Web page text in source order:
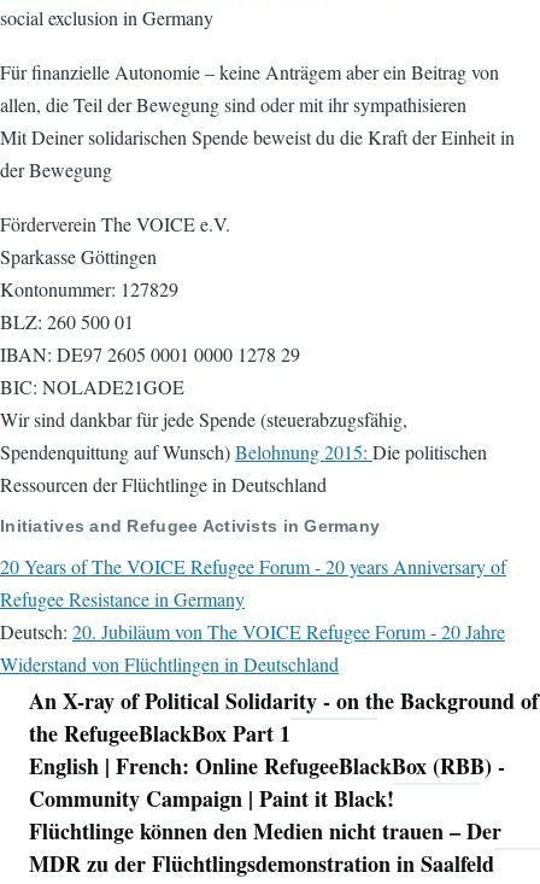
social exclusion in Germany
Für finanzielle Autonomie – keine Anträgem aber ein Beitrag von
allen, die Teil der Bewegung sind oder mit ihr sympathisieren
Mit Deiner solidarischen Spende beweist du die Kraft der Einheit in
der Bewegung
Förderverein The VOICE e.V.
Sparkasse Göttingen
Kontonummer: 127829
BLZ: 260 500 01
IBAN: DE97 2605 0001 0000 1278 29
BIC: NOLADE21GOE
Wir sind dankbar für jede Spende (steuerabzugsfähig,
Spendenquittung auf Wunsch)Belohnung 2015: Die politischen
Ressourcen der Flüchtlinge in Deutschland
Initiatives and Refugee Activists in Germany
20 Years of The VOICE Refugee Forum - 20 years Anniversary of
Refugee Resistance in Germany
Deutsch: 20. Jubiläum von The VOICE Refugee Forum - 20 Jahre
Widerstand von Flüchtlingen in Deutschland
Navigation
An X-ray of Political Solidarity - on the Background of
the RefugeeBlackBox Part 1
English | French: Online RefugeeBlackBox (RBB) -
Community Campaign | Paint it Black!
Flüchtlinge können den Medien nicht trauen – Der
MDR zu der Flüchtlingsdemonstration in Saalfeld